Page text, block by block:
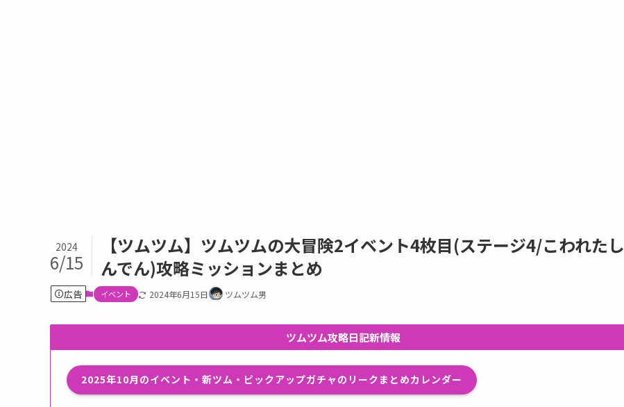
【ツムツム】ツムツムの大冒険2イベント4枚目(ステージ4/こわれたし
んでん)攻略ミッションまとめ
2024
6/15
広告 イベント 2024年6月15日 ツムツム男
ツムツム攻略日記新情報
2025年10月のイベント・新ツム・ピックアップガチャのリークまとめカレンダー